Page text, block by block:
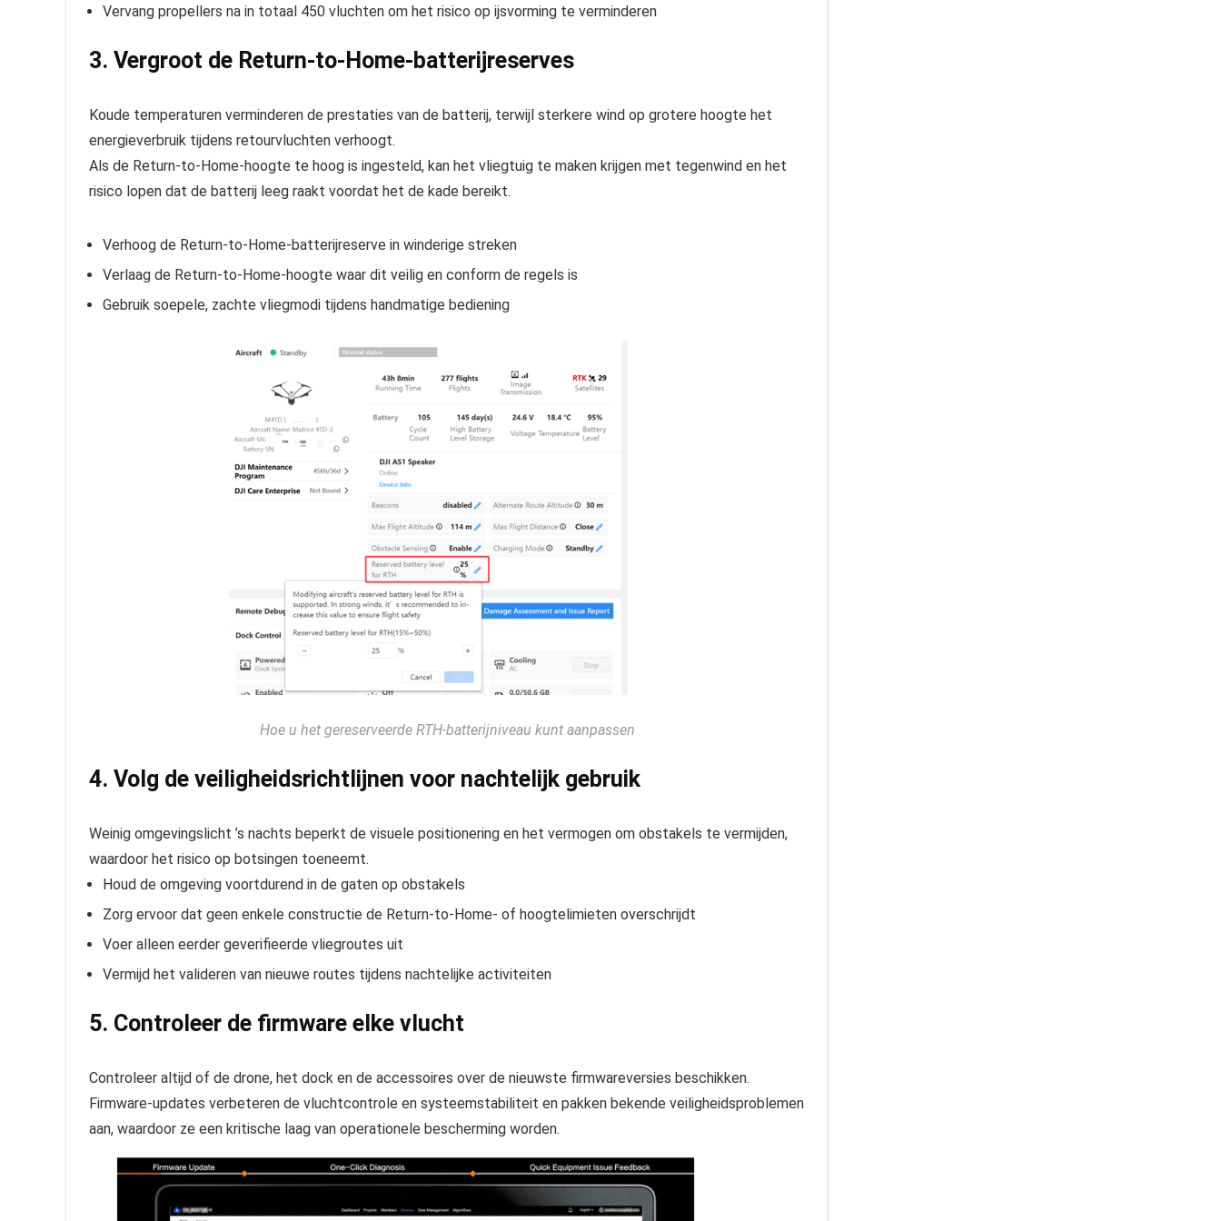
Vervang propellers na in totaal 450 vluchten om het risico op ijsvorming te verminderen
3. Vergroot de Return-to-Home-batterijreserves
Koude temperaturen verminderen de prestaties van de batterij, terwijl sterkere wind op grotere hoogte het
energieverbruik tijdens retourvluchten verhoogt.
Als de Return-to-Home-hoogte te hoog is ingesteld, kan het vliegtuig te maken krijgen met tegenwind en het
risico lopen dat de batterij leeg raakt voordat het de kade bereikt.
Verhoog de Return-to-Home-batterijreserve in winderige streken
Verlaag de Return-to-Home-hoogte waar dit veilig en conform de regels is
Gebruik soepele, zachte vliegmodi tijdens handmatige bediening
Hoe u het gereserveerde RTH-batterijniveau kunt aanpassen
4. Volg de veiligheidsrichtlijnen voor nachtelijk gebruik
Weinig omgevingslicht ’s nachts beperkt de visuele positionering en het vermogen om obstakels te vermijden,
waardoor het risico op botsingen toeneemt.
Houd de omgeving voortdurend in de gaten op obstakels
Zorg ervoor dat geen enkele constructie de Return-to-Home- of hoogtelimieten overschrijdt
Voer alleen eerder geverifieerde vliegroutes uit
Vermijd het valideren van nieuwe routes tijdens nachtelijke activiteiten
5. Controleer de firmware elke vlucht
Controleer altijd of de drone, het dock en de accessoires over de nieuwste firmwareversies beschikken.
Firmware-updates verbeteren de vluchtcontrole en systeemstabiliteit en pakken bekende veiligheidsproblemen
aan, waardoor ze een kritische laag van operationele bescherming worden.